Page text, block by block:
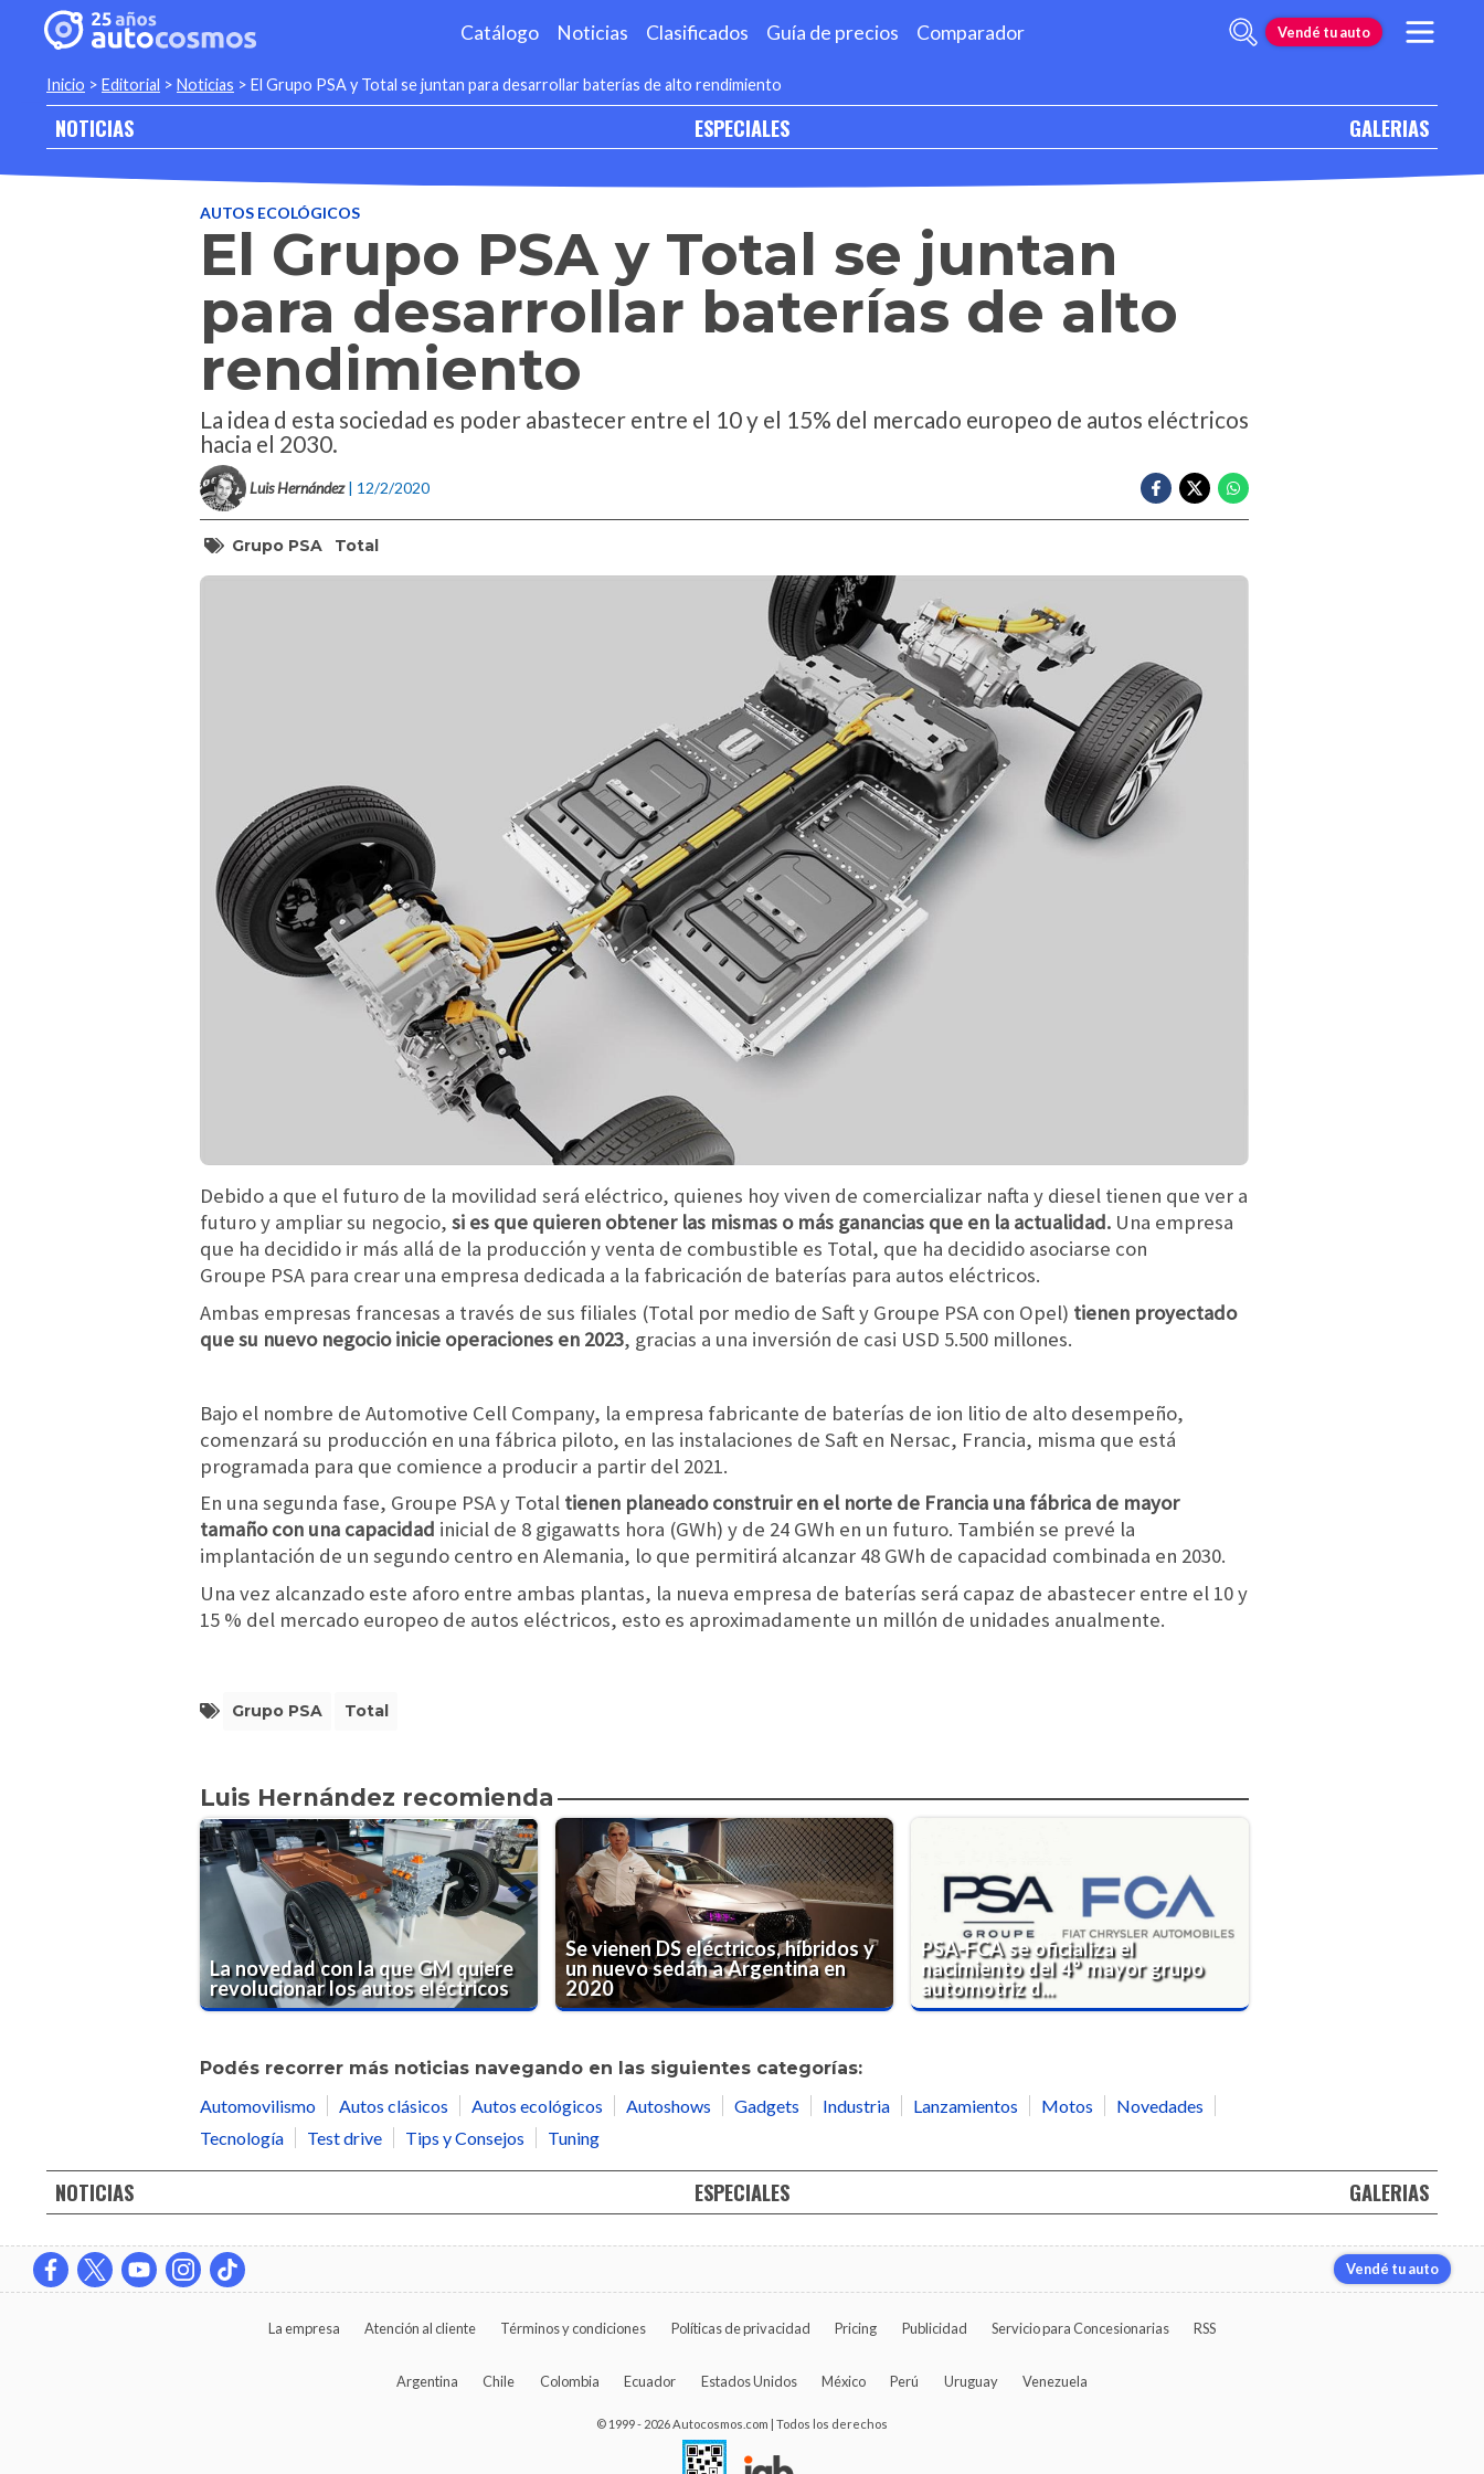
Catálogo Noticias Clasificados Guía de precios Comparador Vendé tu auto
Inicio > Editorial > Noticias > El Grupo PSA y Total se juntan para desarrollar baterías de alto rendimiento
NOTICIAS ESPECIALES GALERIAS
AUTOS ECOLÓGICOS
El Grupo PSA y Total se juntan
para desarrollar baterías de alto
rendimiento
La idea d esta sociedad es poder abastecer entre el 10 y el 15% del mercado europeo de autos eléctricos
hacia el 2030.
Luis Hernández | 12/2/2020
Grupo PSA Total
Debido a que el futuro de la movilidad será eléctrico, quienes hoy viven de comercializar nafta y diesel tienen que ver a
futuro y ampliar su negocio, si es que quieren obtener las mismas o más ganancias que en la actualidad. Una empresa
que ha decidido ir más allá de la producción y venta de combustible es Total, que ha decidido asociarse con
Groupe PSA para crear una empresa dedicada a la fabricación de baterías para autos eléctricos.
Ambas empresas francesas a través de sus filiales (Total por medio de Saft y Groupe PSA con Opel) tienen proyectado
que su nuevo negocio inicie operaciones en 2023, gracias a una inversión de casi USD 5.500 millones.
Bajo el nombre de Automotive Cell Company, la empresa fabricante de baterías de ion litio de alto desempeño,
comenzará su producción en una fábrica piloto, en las instalaciones de Saft en Nersac, Francia, misma que está
programada para que comience a producir a partir del 2021.
En una segunda fase, Groupe PSA y Total tienen planeado construir en el norte de Francia una fábrica de mayor
tamaño con una capacidad inicial de 8 gigawatts hora (GWh) y de 24 GWh en un futuro. También se prevé la
implantación de un segundo centro en Alemania, lo que permitirá alcanzar 48 GWh de capacidad combinada en 2030.
Una vez alcanzado este aforo entre ambas plantas, la nueva empresa de baterías será capaz de abastecer entre el 10 y
15 % del mercado europeo de autos eléctricos, esto es aproximadamente un millón de unidades anualmente.
Grupo PSA Total
Luis Hernández recomienda
La novedad con la que GM quiere
revolucionar los autos eléctricos
Se vienen DS eléctricos, híbridos y
un nuevo sedán a Argentina en
2020
PSA-FCA se oficializa el
nacimiento del 4° mayor grupo
automotriz d...
Podés recorrer más noticias navegando en las siguientes categorías:
Automovilismo
Autos clásicos Autos ecológicos Autoshows Gadgets Industria Lanzamientos Motos
Novedades
Tecnología
Test drive Tips y Consejos Tuning
NOTICIAS ESPECIALES GALERIAS
Vendé tu auto
La empresa Atención al cliente Términos y condiciones Políticas de privacidad Pricing Publicidad Servicio para Concesionarias RSS
Argentina Chile Colombia Ecuador Estados Unidos México Perú Uruguay Venezuela
© 1999 - 2026 Autocosmos.com | Todos los derechos